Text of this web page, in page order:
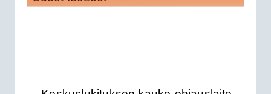
Keskuslukituksen kauko-ohjauslaite